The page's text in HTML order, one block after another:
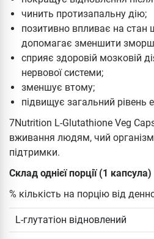
чинить протизапальну дію;
позитивно впливає на стан
допомагає зменшити
сприяє здоровій мозковій
нервової системи;
зменшує втому;
підвищує загальний рівень
7Nutrition L-Glutathione Veg
вживання людям, чий
підтримки.
Склад однієї порції (1 капсула)
% кількість на порцію від
L-глутатіон відновлений